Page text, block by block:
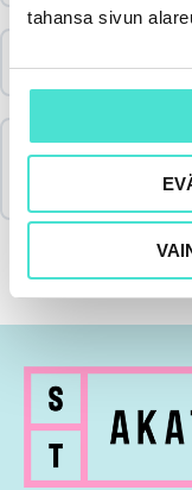
tahansa sivun
Merkitse